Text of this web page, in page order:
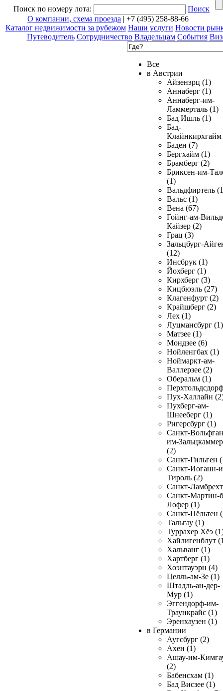
Поиск по номеру лота:
Поиск
О компании, схема проезда | +7 (495) 258-88-66
Каталог недвижимости за рубежом Наши услуги Новости
Путеводитель Сотрудничество Владельцам События
Все
в Австрии
Айзенэрц (1)
Аннаберг (1)
Аннаберг-им-
Ламмерталь (1)
Бад Ишль (1)
Бад-
Клайнкирхгайм
Баден (7)
Бергхайм (1)
Брамберг (2)
Бриксен-им-
(1)
Вальдфиртель
Вальс (1)
Вена (67)
Гойнг-ам-
Кайзер (2)
Грац (3)
Зальцбург-
(12)
Инсбрук (1)
Йохберг (1)
Кирхберг (3)
Кицбюэль (27)
Клагенфурт (2)
Крайшберг (2)
Лех (1)
Луцмансбург (1)
Матзее (1)
Мондзее (6)
Нойленгбах (1)
Ноймаркт-ам-
Валлерзее (2)
Оберальм (1)
Пух-Халлайн
Пухберг-ам-
Шнееберг (1)
Ригерсбург (1)
Санкт-
им-
(2)
Санкт-Гильген
Санкт-Иоганн-
Тироль (2)
Санкт-
Санкт-Мартин-
Лофер (1)
Санкт-Пёльтен
Тальгау (1)
Туррахер Хёэ
Хайлигенблут
Хальванг (1)
Хартберг (1)
Хоэнтауэрн (4)
Целль-ам-Зе (1)
Штадль-ан-дер-
Мур (1)
Эггендорф-им-
Траункрайс (1)
Эренхаузен (1)
в Германии
Аугсбург (2)
Ахен (1)
Ашау-им-
(2)
Бабенсхам (1)
Бад Висзее (1)